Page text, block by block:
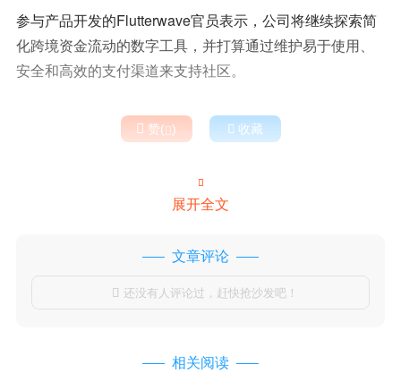
参与产品开发的Flutterwave官员表示，公司将继续探索简
化跨境资金流动的数字工具，并打算通过维护易于使用、
安全和高效的支付渠道来支持社区。
 赞()  收藏

展开全文
文章评论
 还没有人评论过，赶快抢沙发吧！
相关阅读